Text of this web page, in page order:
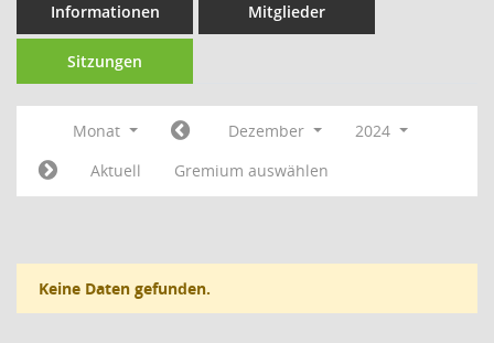
Informationen Mitglieder
Sitzungen
Monat Dezember
2024
Aktuell
Gremium auswählen
Keine Daten gefunden.